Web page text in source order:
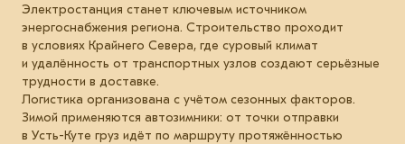
Электростанция станет ключевым источником
энергоснабжения региона. Строительство проходит
в условиях Крайнего Севера, где суровый климат
и удалённость от транспортных узлов создают серьёзные
трудности в доставке.
Логистика организована с учётом сезонных факторов.
Зимой применяются автозимники: от точки отправки
в Усть-Куте груз идёт по маршруту протяжённостью